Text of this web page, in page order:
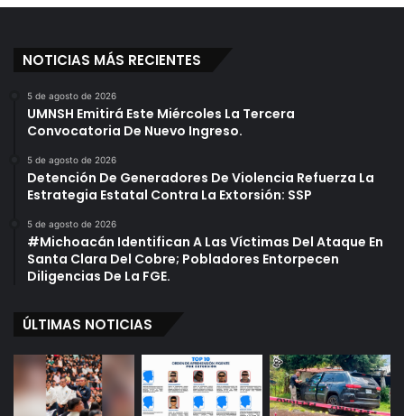
NOTICIAS MÁS RECIENTES
5 de agosto de 2026
UMNSH Emitirá Este Miércoles La Tercera
Convocatoria De Nuevo Ingreso.
5 de agosto de 2026
Detención De Generadores De Violencia Refuerza La
Estrategia Estatal Contra La Extorsión: SSP
5 de agosto de 2026
#Michoacán Identifican A Las Víctimas Del Ataque En
Santa Clara Del Cobre; Pobladores Entorpecen
Diligencias De La FGE.
ÚLTIMAS NOTICIAS